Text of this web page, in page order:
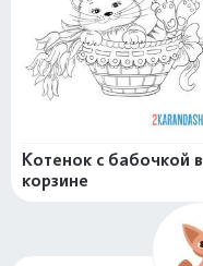
Котенок с бабочкой в
корзине